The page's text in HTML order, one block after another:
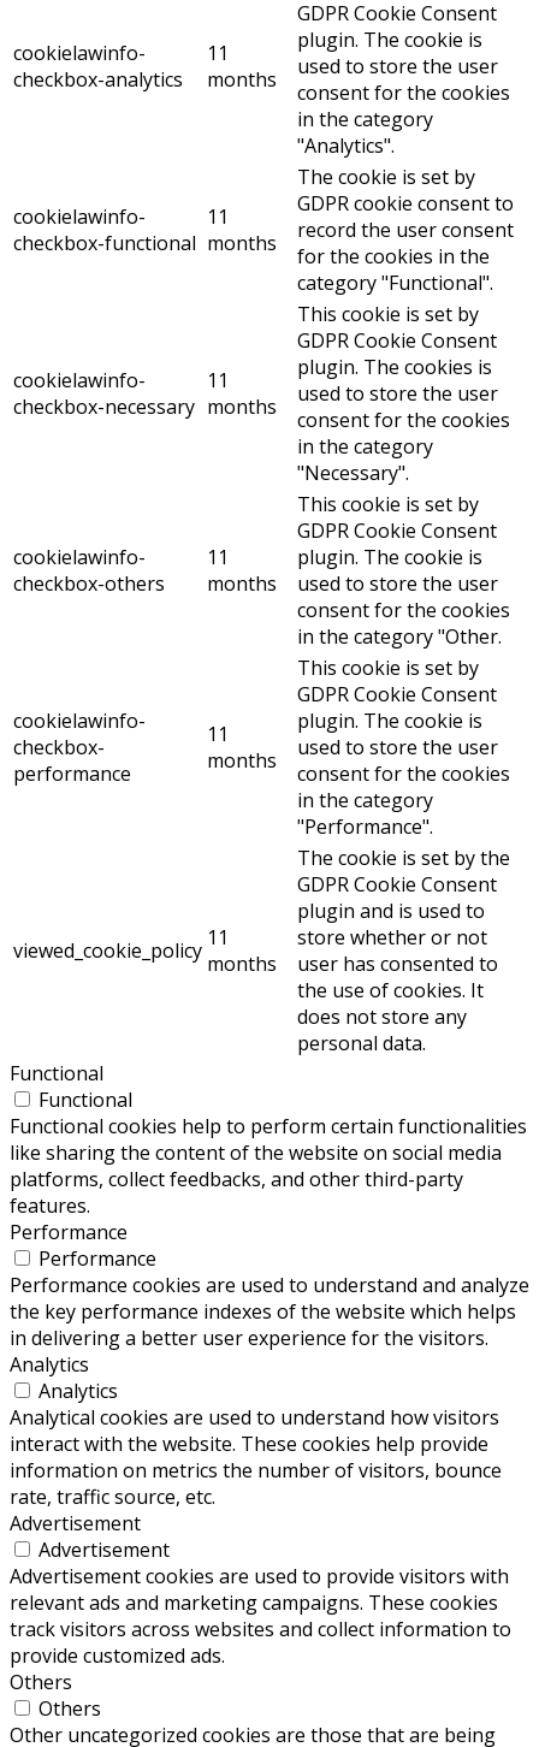
cookielawinfo-
checkbox-analytics
11
months
GDPR Cookie Consent
plugin. The cookie is
used to store the user
consent for the cookies
in the category
"Analytics".
cookielawinfo-
checkbox-functional
11
months
The cookie is set by
GDPR cookie consent to
record the user consent
for the cookies in the
category "Functional".
cookielawinfo-
checkbox-necessary
11
months
This cookie is set by
GDPR Cookie Consent
plugin. The cookies is
used to store the user
consent for the cookies
in the category
"Necessary".
cookielawinfo-
checkbox-others
11
months
This cookie is set by
GDPR Cookie Consent
plugin. The cookie is
used to store the user
consent for the cookies
in the category "Other.
cookielawinfo-
checkbox-
performance
11
months
This cookie is set by
GDPR Cookie Consent
plugin. The cookie is
used to store the user
consent for the cookies
in the category
"Performance".
viewed_cookie_policy 11
months
The cookie is set by the
GDPR Cookie Consent
plugin and is used to
store whether or not
user has consented to
the use of cookies. It
does not store any
personal data.
Functional
Functional
Functional cookies help to perform certain functionalities
like sharing the content of the website on social media
platforms, collect feedbacks, and other third-party
features.
Performance
Performance
Performance cookies are used to understand and analyze
the key performance indexes of the website which helps
in delivering a better user experience for the visitors.
Analytics
Analytics
Analytical cookies are used to understand how visitors
interact with the website. These cookies help provide
information on metrics the number of visitors, bounce
rate, traffic source, etc.
Advertisement
Advertisement
Advertisement cookies are used to provide visitors with
relevant ads and marketing campaigns. These cookies
track visitors across websites and collect information to
provide customized ads.
Others
Others
Other uncategorized cookies are those that are being